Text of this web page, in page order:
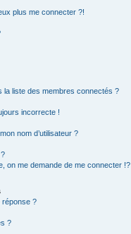
plus me connecter ?!
la liste des membres connectés ?
incorrecte !
nom d’utilisateur ?
on me demande de me connecter !?
réponse ?
?